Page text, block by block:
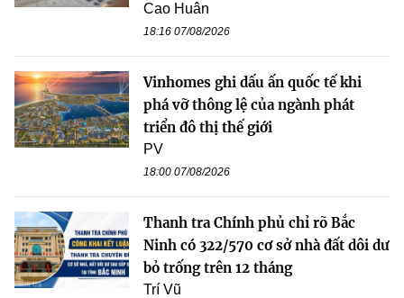
Cao Huân
18:16 07/08/2026
Vinhomes ghi dấu ấn quốc tế khi
phá vỡ thông lệ của ngành phát
triển đô thị thế giới
PV
18:00 07/08/2026
Thanh tra Chính phủ chỉ rõ Bắc
Ninh có 322/570 cơ sở nhà đất dôi dư
bỏ trống trên 12 tháng
Trí Vũ